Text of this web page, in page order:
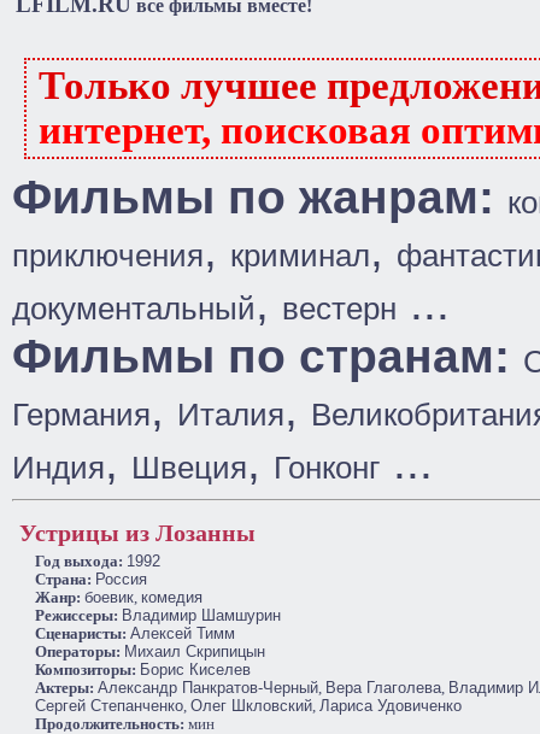
все фильмы вместе!
Только лучшее
интернет, поисковая
Фильмы по жанрам:
приключения, криминал,
документальный, вестерн ...
Фильмы по странам:
Германия, Италия,
Индия, Швеция, Гонконг ...
Устрицы из Лозанны
Год выхода: 1992
Cтрана: Россия
Жанр: боевик, комедия
Режиссеры: Владимир Шамшурин
Сценаристы: Алексей Тимм
Операторы: Михаил Скрипицын
Композиторы: Борис Киселев
Актеры: Александр Панкратов-Черный, Вера Глаголева, Владимир
Сергей Степанченко, Олег Шкловский, Лариса Удовиченко
Продолжительность: мин